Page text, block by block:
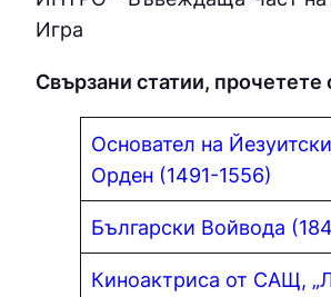
Игра
Свързани статии,
Основател на
Орден (1491-1556)
Български Войвода
Киноактриса от САЩ,